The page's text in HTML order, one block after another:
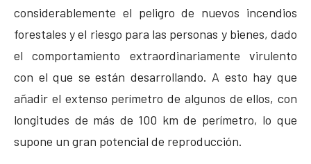
considerablemente el peligro de nuevos incendios
forestales y el riesgo para las personas y bienes, dado
el comportamiento extraordinariamente virulento
con el que se están desarrollando. A esto hay que
añadir el extenso perímetro de algunos de ellos, con
longitudes de más de 100 km de perímetro, lo que
supone un gran potencial de reproducción.